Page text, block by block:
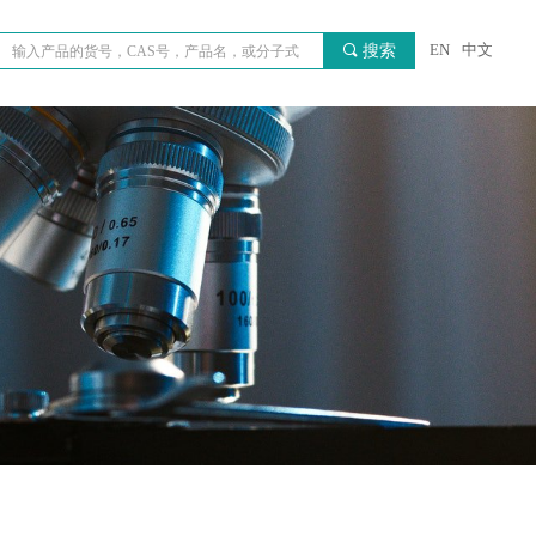
끠 搜索 EN 中文